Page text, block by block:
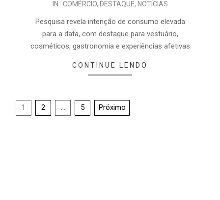
IN: COMÉRCIO, DESTAQUE, NOTÍCIAS
Pesquisa revela intenção de consumo elevada
para a data, com destaque para vestuário,
cosméticos, gastronomia e experiências afetivas
CONTINUE LENDO
1 2 … 5 Próximo